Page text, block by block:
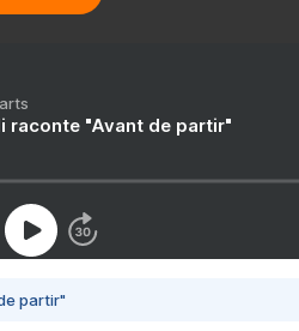
raconte "Avant de partir"
partir"